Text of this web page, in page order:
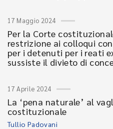
17 Maggio 2024
Per la Corte
restrizione ai colloqui
per i detenuti per i reati
sussiste il divieto di
17 Aprile 2024
La ‘pena naturale’ al
costituzionale
Tullio Padovani